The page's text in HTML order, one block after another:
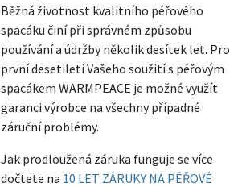
Běžná životnost kvalitního péřového
spacáku činí při správném způsobu
používání a údržby několik desítek let. Pro
první desetiletí Vašeho soužití s péřovým
spacákem WARMPEACE je možné využít
garanci výrobce na všechny případné
záruční problémy.
Jak prodloužená záruka funguje se více
dočtete na 10 LET ZÁRUKY NA PÉŘOVÉ